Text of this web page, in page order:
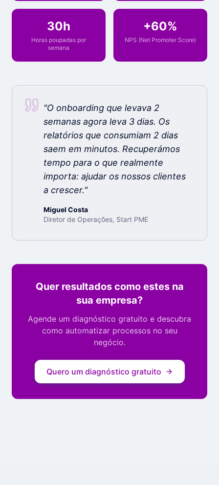
30h
Horas poupadas por
semana
+60%
NPS (Net Promoter Score)
"O onboarding que levava 2
semanas agora leva 3 dias. Os
relatórios que consumiam 2 dias
saem em minutos. Recuperámos
tempo para o que realmente
importa: ajudar os nossos clientes
a crescer."
Miguel Costa
Diretor de Operações, Start PME
Quer resultados como estes na
sua empresa?
Agende um diagnóstico gratuito e descubra
como automatizar processos no seu
negócio.
Quero um diagnóstico gratuito